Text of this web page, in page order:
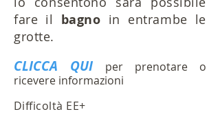
fare il bagno in entrambe le
grotte.
CLICCA QUI
per prenotare o
ricevere informazioni
Difficoltà EE+